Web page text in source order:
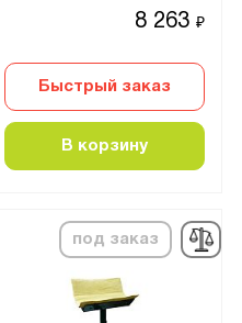
8 263₽
Быстрый заказ
В корзину
под заказ